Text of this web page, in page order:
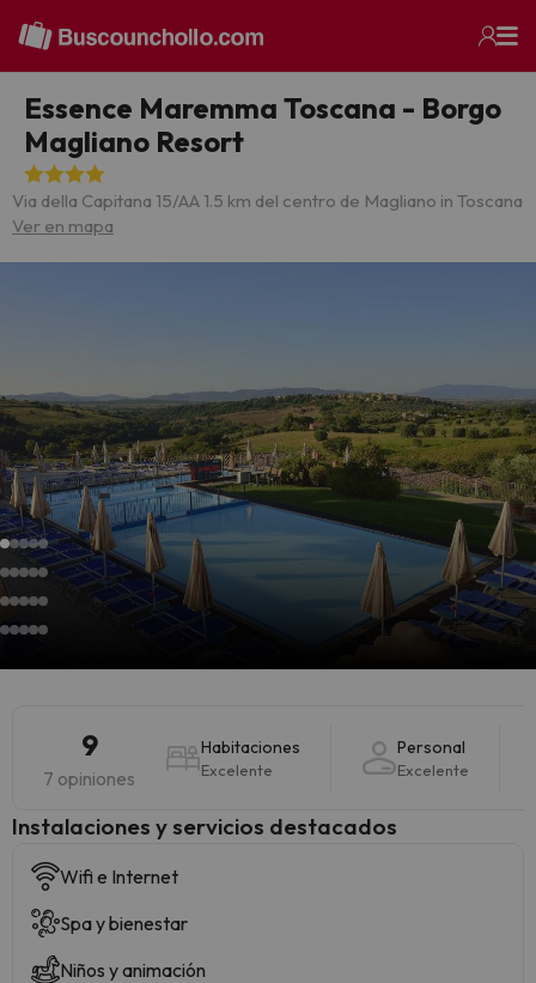
Essence Maremma Toscana - Borgo
Magliano Resort
Via della Capitana 15/AA 1.5 km del centro de Magliano in Toscana
Ver en mapa
9
7 opiniones
Habitaciones
Excelente
Personal
Excelente
Instalaciones y servicios destacados
Wifi e Internet
Spa y bienestar
Niños y animación